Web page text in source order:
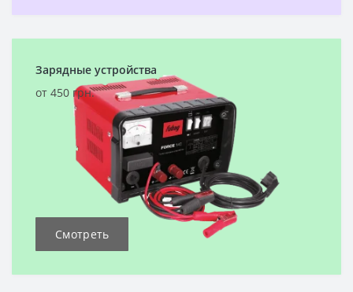
Зарядные устройства
от 450 грн.
Смотреть